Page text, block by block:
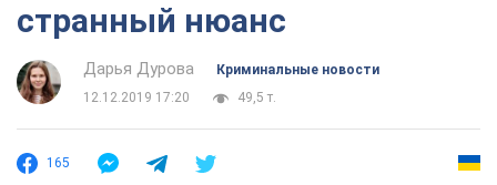
странный нюанс
Дарья Дурова
Криминальные новости
12.12.2019 17:20
49,5 т.
165